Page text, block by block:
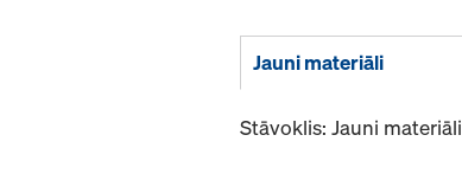
Jauni materiāli
Stāvoklis: Jauni materiāli